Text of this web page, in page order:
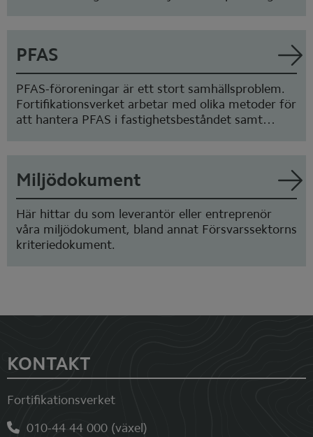
PFAS
PFAS-föroreningar är ett stort samhällsproblem.
Fortifikationsverket arbetar med olika metoder för
att hantera PFAS i fastighetsbeståndet samt
Miljödokument
Här hittar du som leverantör eller entreprenör
våra miljödokument, bland annat Försvarssektorns
kriteriedokument.
Sidfot
KONTAKT
Fortifikationsverket
010-44 44 000 (växel)